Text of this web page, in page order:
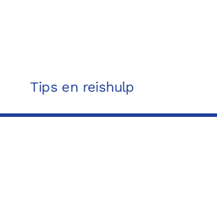
Tips en reishulp